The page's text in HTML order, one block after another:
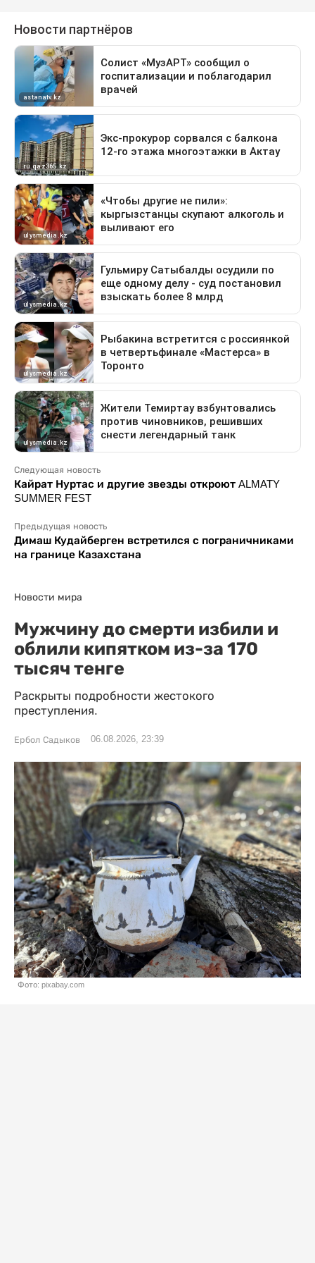
Следующая новость
Кайрат Нуртас и другие звезды откроют ALMATY
SUMMER FEST
Предыдущая новость
Димаш Кудайберген встретился с пограничниками
на границе Казахстана
Новости мира
Мужчину до смерти избили и
облили кипятком из-за 170
тысяч тенге
Раскрыты подробности жестокого
преступления.
Ербол Садыков 06.08.2026, 23:39
Фото: pixabay.com